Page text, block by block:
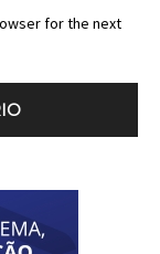
for the next